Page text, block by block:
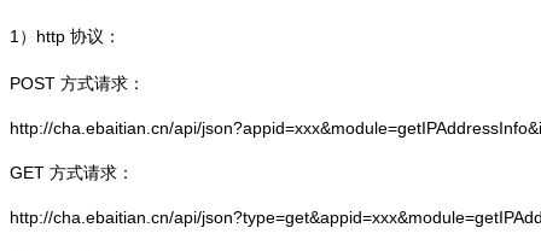
1） http 协议：
POST 方式请求：
http://cha.ebaitian.cn/api/
GET 方式请求：
http://cha.ebaitian.cn/api/